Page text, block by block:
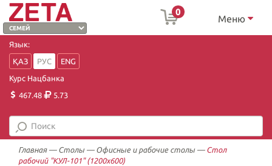
0
Меню
Язык:
ҚАЗ
РУС
ENG
Курс Нацбанка
467.48
5.73
Главная— Столы — Офисные и рабочие столы — Стол
рабочий "КУЛ-101" (1200х600)